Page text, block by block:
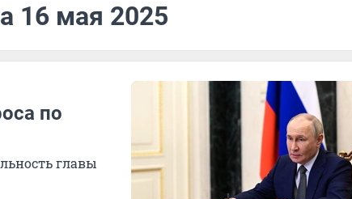
16 мая 2025
по
главы